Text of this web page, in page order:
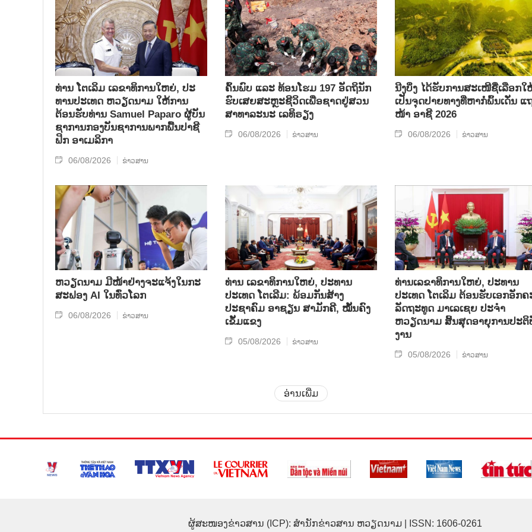
ທ່ານ ໂຕ​ເລິມ ເລ​ຂາ​ທິ​ການ​ໃຫຍ່, ປະ​
ທານ​ປະ​ເທດ ​ຫວຽດ​ນາມ ໃຫ້​ການ​
ຕ້ອນ​ຮັບ​ທ່ານ Samuel Paparo ຜູ້​ບັນ​
ຊາ​ການກອງ​ບັນ​ຊາ​ການພາກ​ພື້ນ​ປາ​ຊີ​
ຟິກ ອາ​ເມ​ລິ​ກາ
06/08/2026 ຂ່າວສານ
ຄົ້ນ​ພົບ ແລະ ທ້ອນ​ໂຮມ 197 ອັດ​ຖິ​ນັກ​
ຮົບ​ເສຍ​ສະຫຼະ​ຊີ​ວິດ​ເພື່ອ​ຊາດ​ຢູ່​ສວນ​
ສາ​ທາ​ລະ​ນະ ເລ​ທິ​ຣຽງ
06/08/2026 ຂ່າວສານ
ນີງບິ່ງ ໄດ້ຮັບການສະເໜີຊື່ເລືອກໃ
ເປັນຈຸດປາຍທາງທີ່ຫາກໍ່ພົ້ນເດັ່ນ ແ
ໜ້າ ອາຊີ 2026
06/08/2026 ຂ່າວສານ
ຫວຽດນາມ ມີໜ້າຢ່າງຈະແຈ້ງໃນກະ
ສະຟອງ AI ໃນທົ່ວໂລກ
06/08/2026 ຂ່າວສານ
ທ່ານ ເລຂາທິການໃຫຍ່, ປະທານ
ປະເທດ ໂຕເລີມ: ພ້ອມກັນສ້າງ
ປະຊາຄົມ ອາຊຽນ ສາມັກຄີ, ໝັ້ນຄົງ
ເຂັ້ມແຂງ
05/08/2026 ຂ່າວສານ
ທ່ານເລຂາທິການໃຫຍ່, ປະທານ
ປະເທດ ໂຕເລິມ ຕ້ອນຮັບເອກອັກຄ
ລັດຖະທູດ ມາເລເຊຍ ປະຈຳ
ຫວຽດນາມ ສິ້ນສຸດອາຍຸການປະຕິ
ງານ
05/08/2026 ຂ່າວສານ
ອ່ານເພີ່ມ
ຜູ້ສະໜອງຂ່າວສານ (ICP): ສຳນັກຂ່າວສານ ຫວຽດນາມ | ISSN: 1606-0261